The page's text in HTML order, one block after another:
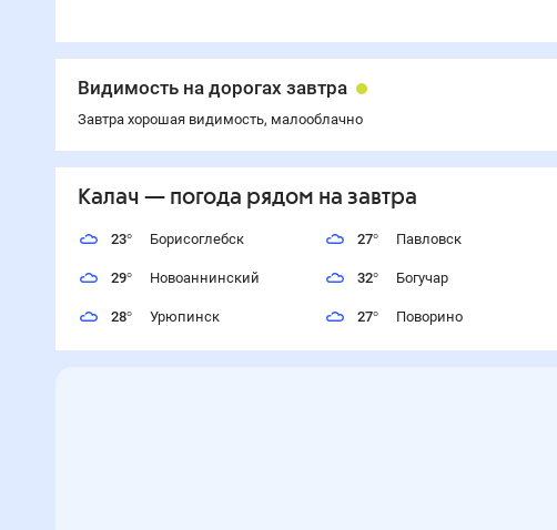
Видимость на дорогах завтра
Завтра хорошая видимость, малооблачно
Калач — погода рядом на завтра
23° Борисоглебск
29° Новоаннинский
28° Урюпинск
27° Павловск
32° Богучар
27° Поворино